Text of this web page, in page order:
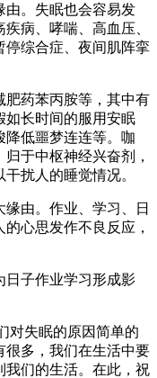
。失眠也会容易发
病、哮喘、高血压、
停综合症、夜间肌阵挛
药苯丙胺等，其中有
如长时间的服用安眠
降低噩梦连连等。咖
于中枢神经兴奋剂，
扰人的睡觉情况。
由。作业、学习、日
心思发作不良反应，
子作业学习形成影
对失眠的原因简单的
很多，我们在生活中要
我们的生活。在此，祝